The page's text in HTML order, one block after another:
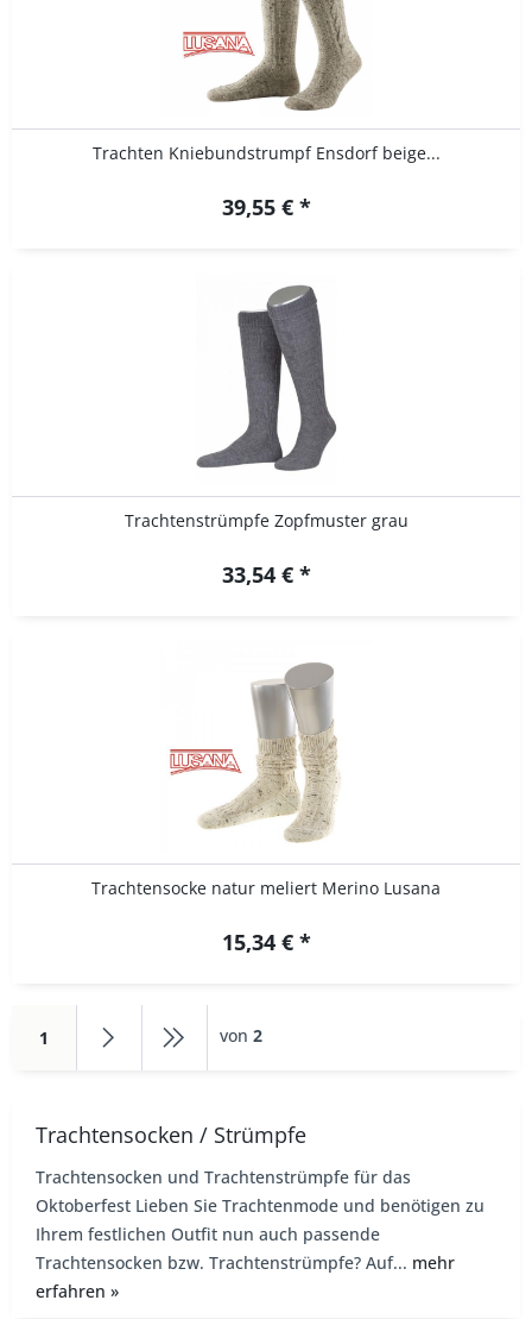
Trachten Kniebundstrumpf Ensdorf beige...
39,55 € *
Trachtenstrümpfe Zopfmuster grau
33,54 € *
Trachtensocke natur meliert Merino Lusana
15,34 € *
1 von 2
Trachtensocken / Strümpfe
Trachtensocken und Trachtenstrümpfe für das
Oktoberfest Lieben Sie Trachtenmode und benötigen zu
Ihrem festlichen Outfit nun auch passende
Trachtensocken bzw. Trachtenstrümpfe? Auf... mehr
erfahren »